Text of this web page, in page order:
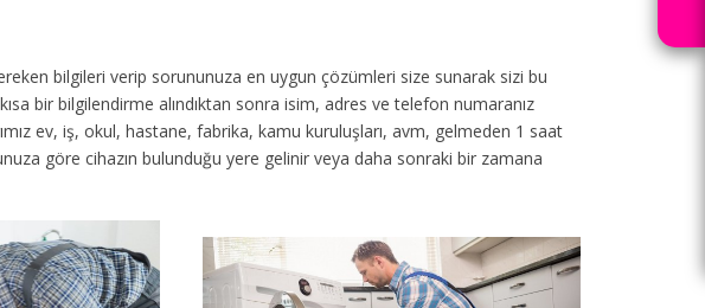
bilgileri verip sorununuza en uygun çözümleri size sunarak sizi bu
bir bilgilendirme alındıktan sonra isim, adres ve telefon numaranız
ev, iş, okul, hastane, fabrika, kamu kuruluşları, avm, gelmeden 1 saat
göre cihazın bulunduğu yere gelinir veya daha sonraki bir zamana